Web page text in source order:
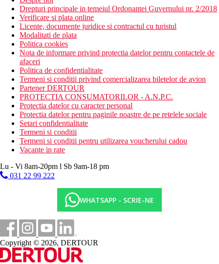
Drepturi principale in temeiul Ordonantei Guvernului nr. 2/2018
Verificare si plata online
Licente, documente juridice si contractul cu turistul
Modalitati de plata
Politica cookies
Nota de informare privind protectia datelor pentru contactele de
afaceri
Politica de confidentialitate
Termeni si conditii privind comercializarea biletelor de avion
Partener DERTOUR
PROTECTIA CONSUMATORILOR - A.N.P.C.
Protectia datelor cu caracter personal
Protectia datelor pentru paginile noastre de pe retelele sociale
Setari confidentialitate
Termeni si conditii
Termeni si conditii pentru utilizarea voucherului cadou
Vacante in rate
Lu - Vi 8am-20pm l Sb 9am-18 pm
031 22 99 222
WHATSAPP - SCRIE-NE
Copyright © 2026, DERTOUR